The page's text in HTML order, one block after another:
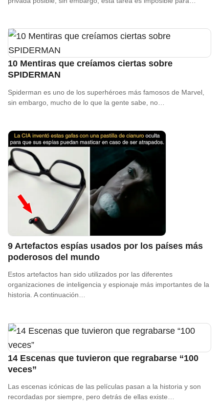
10 Mentiras que creíamos ciertas sobre
SPIDERMAN
Spiderman es uno de los superhéroes más famosos de Marvel,
sin embargo, mucho de lo que la gente sabe, no…
9 Artefactos espías usados por los países más
poderosos del mundo
Estos artefactos han sido utilizados por las diferentes
organizaciones de inteligencia y espionaje más importantes de la
historia. A continuación…
14 Escenas que tuvieron que regrabarse “100
veces”
Las escenas icónicas de las películas pasan a la historia y son
recordadas por siempre, pero detrás de ellas existe…